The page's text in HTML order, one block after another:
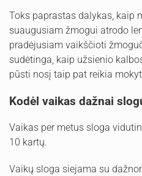
Toks paprastas dalykas, kaip
suaugusiam žmogui atrodo
pradėjusiam vaikščioti
sudėtinga, kaip užsienio
pūsti nosį taip pat reikia
Kodėl vaikas dažnai
Vaikas per metus sloga
10 kartų.
Vaikų sloga siejama su